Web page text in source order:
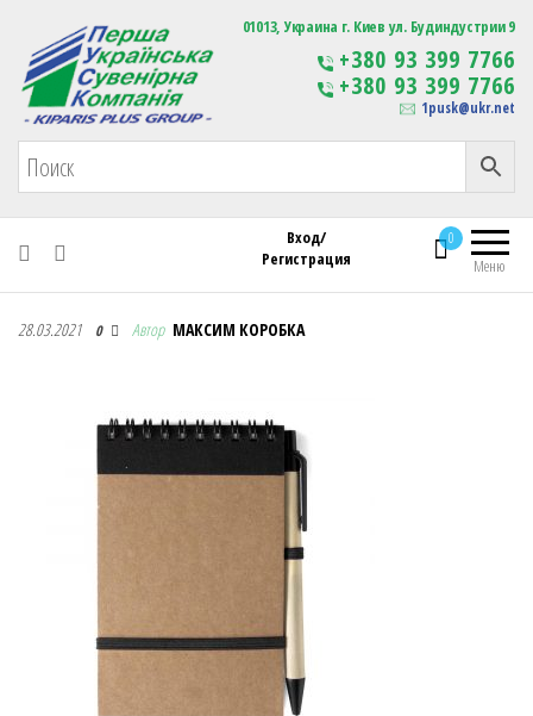
Первая Украинская Сувенирная Компания Изготовление
сувенирной продукции
с логотипом
01013, Украина г. Киев ул. Будиндустрии 9
+380 93 399 7766
+380 93 399 7766
1pusk@ukr.net
Меню
0
Вход/
Регистрация
Первая Украинская Сувенирная Компания
28.03.2021 0 Автор МАКСИМ КОРОБКА